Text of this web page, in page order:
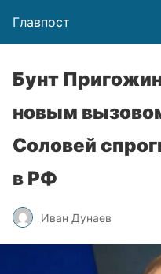
Главпост
Бунт
новым
Соловей
в РФ
Иван Дунаев